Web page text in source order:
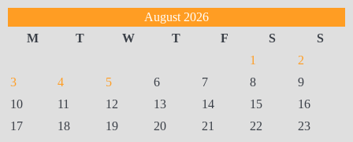
August 2026
M
T W T F S
S
1
2
3
4 5 6 7 8
9
10
11 12 13 14 15
16
17
18 19 20 21 22
23